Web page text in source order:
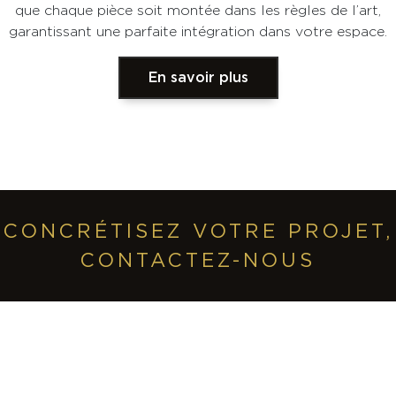
que chaque pièce soit montée dans les règles de l’art,
garantissant une parfaite intégration dans votre espace.
En savoir plus
CONCRÉTISEZ VOTRE PROJET,
CONTACTEZ-NOUS